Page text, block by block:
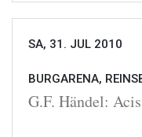
SA, 31. JUL 2010
BURGARENA,
G.F. Händel: